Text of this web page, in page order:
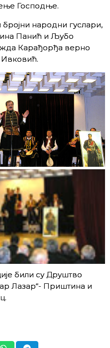
Господње.
народни гуслари,
Панић и Љубо
Карађорђа верно
били су Друштво
Лазар“- Приштина и